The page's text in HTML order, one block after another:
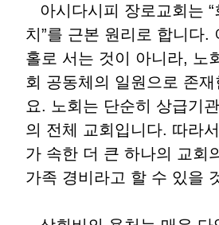
아시다시피 장로교회는 “
치”를 근본 원리로 합니다.
홀로 서는 것이 아니라, 노
회 공동체의 일원으로 존재
요. 노회는 단순히 상급기
의 전체 교회입니다. 따라
가 속한 더 큰 하나의 교회
가족 경비라고 할 수 있을